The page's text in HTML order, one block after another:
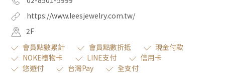
https://www.leesjewelry.com.tw/
2F
會員點數累計
會員點數折抵
現金付款
NOKE禮物卡
LINE支付
信用卡
悠遊付
台灣Pay 全支付